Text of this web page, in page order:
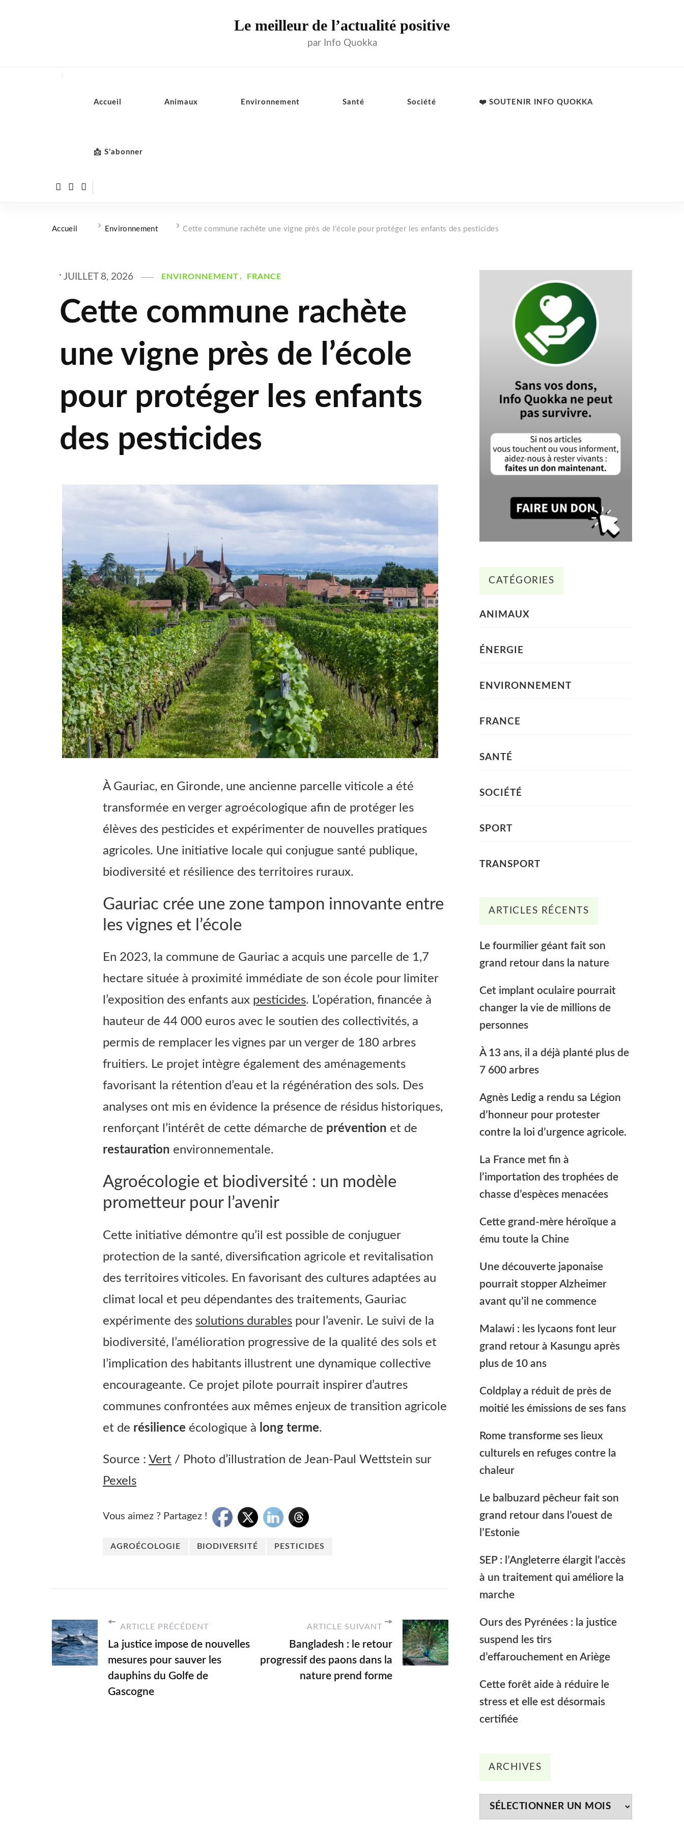
Le meilleur de l’actualité positive
par Info Quokka
Accueil Animaux Environnement Santé Société ❤️ SOUTENIR INFO QUOKKA
📩 S’abonner
Accueil Environnement Cette commune rachète une vigne près de l’école pour protéger les enfants des pesticides
JUILLET 8, 2026 ENVIRONNEMENT FRANCE
Cette commune rachète
une vigne près de l’école
pour protéger les enfants
des pesticides
À Gauriac, en Gironde, une ancienne parcelle viticole a été
transformée en verger agroécologique afin de protéger les
élèves des pesticides et expérimenter de nouvelles pratiques
agricoles. Une initiative locale qui conjugue santé publique,
biodiversité et résilience des territoires ruraux.
Gauriac crée une zone tampon innovante entre
les vignes et l’école
En 2023, la commune de Gauriac a acquis une parcelle de 1,7
hectare située à proximité immédiate de son école pour limiter
l’exposition des enfants aux pesticides. L’opération, financée à
hauteur de 44 000 euros avec le soutien des collectivités, a
permis de remplacer les vignes par un verger de 180 arbres
fruitiers. Le projet intègre également des aménagements
favorisant la rétention d’eau et la régénération des sols. Des
analyses ont mis en évidence la présence de résidus historiques,
renforçant l’intérêt de cette démarche de prévention et de
restauration environnementale.
Agroécologie et biodiversité : un modèle
prometteur pour l’avenir
Cette initiative démontre qu’il est possible de conjuguer
protection de la santé, diversification agricole et revitalisation
des territoires viticoles. En favorisant des cultures adaptées au
climat local et peu dépendantes des traitements, Gauriac
expérimente des solutions durables pour l’avenir. Le suivi de la
biodiversité, l’amélioration progressive de la qualité des sols et
l’implication des habitants illustrent une dynamique collective
encourageante. Ce projet pilote pourrait inspirer d’autres
communes confrontées aux mêmes enjeux de transition agricole
et de résilience écologique à long terme.
Source : Vert / Photo d’illustration de Jean-Paul Wettstein sur
Pexels
Vous aimez ? Partagez !
AGROÉCOLOGIE BIODIVERSITÉ PESTICIDES
ARTICLE PRÉCÉDENT
La justice impose de nouvelles
mesures pour sauver les
dauphins du Golfe de
Gascogne
ARTICLE SUIVANT
Bangladesh : le retour
progressif des paons dans la
nature prend forme
CATÉGORIES
ANIMAUX
ÉNERGIE
ENVIRONNEMENT
FRANCE
SANTÉ
SOCIÉTÉ
SPORT
TRANSPORT
ARTICLES RÉCENTS
Le fourmilier géant fait son
grand retour dans la nature
Cet implant oculaire pourrait
changer la vie de millions de
personnes
À 13 ans, il a déjà planté plus de
7 600 arbres
Agnès Ledig a rendu sa Légion
d’honneur pour protester
contre la loi d’urgence agricole.
La France met fin à
l’importation des trophées de
chasse d’espèces menacées
Cette grand-mère héroïque a
ému toute la Chine
Une découverte japonaise
pourrait stopper Alzheimer
avant qu’il ne commence
Malawi : les lycaons font leur
grand retour à Kasungu après
plus de 10 ans
Coldplay a réduit de près de
moitié les émissions de ses fans
Rome transforme ses lieux
culturels en refuges contre la
chaleur
Le balbuzard pêcheur fait son
grand retour dans l’ouest de
l’Estonie
SEP : l’Angleterre élargit l’accès
à un traitement qui améliore la
marche
Ours des Pyrénées : la justice
suspend les tirs
d’effarouchement en Ariège
Cette forêt aide à réduire le
stress et elle est désormais
certifiée
ARCHIVES